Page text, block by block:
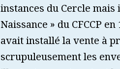
instances du Cercle
Naissance » du CFCCP
avait installé la vente à
scrupuleusement les